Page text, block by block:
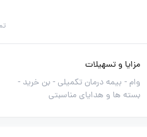
مزایا و تسهیلات
وام - بیمه درمان تکمیلی - بن خرید -
بسته ها و هدایای مناسبتی